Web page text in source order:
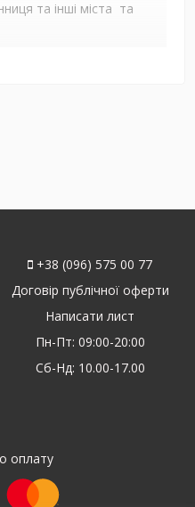
та інші міста та
+38 (096) 575 00 77
Договір публічної оферти
Написати лист
Пн-Пт: 09:00-20:00
Сб-Нд: 10.00-17.00
оплату